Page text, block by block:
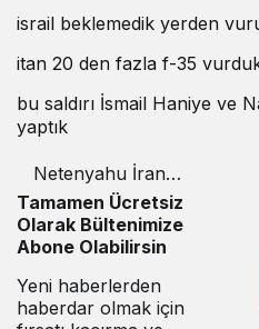
israil beklemedik yerden
itan 20 den fazla f-35
bu saldırı İsmail Haniye ve
yaptık
Netenyahu İran
Bedelini Ödeyecek
Tamamen Ücretsiz
Olarak Bültenimize
Abone Olabilirsin
Yeni haberlerden
haberdar olmak için